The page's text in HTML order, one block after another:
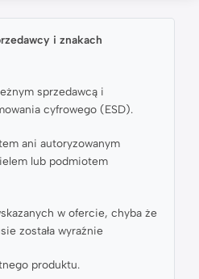
i znakach
sprzedawcą i
cyfrowego (ESD).
ani autoryzowanym
lub podmiotem
w ofercie, chyba że
została wyraźnie
produktu.